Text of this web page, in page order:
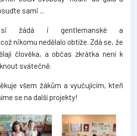
sami ...
si žádá i gentlemanské a
nikomu nedělalo obtíže. Zdá se, že
člověka, a občas zkrátka není k
svátečně.
všem žákům a vyučujícím, kteří
se na další projekty!